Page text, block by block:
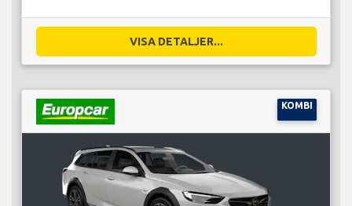
VISA DETALJER...
KOMBI